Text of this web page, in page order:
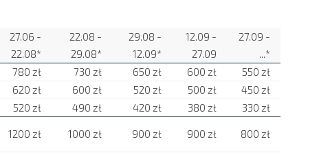
27.06 -
22.08*
22.08 -
29.08*
29.08 -
12.09*
12.09 -
27.09
27.09 -
...*
780 zł 730 zł 650 zł 600 zł
550 zł
620 zł 600 zł 520 zł 500 zł
450 zł
520 zł 490 zł 420 zł 380 zł
330 zł
1200 zł 1000 zł 900 zł 900 zł 800 zł